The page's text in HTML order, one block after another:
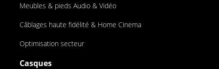
Meubles & pieds Audio & Vidéo
Câblages haute fidélité & Home Cinema
Optimisation secteur
Casques